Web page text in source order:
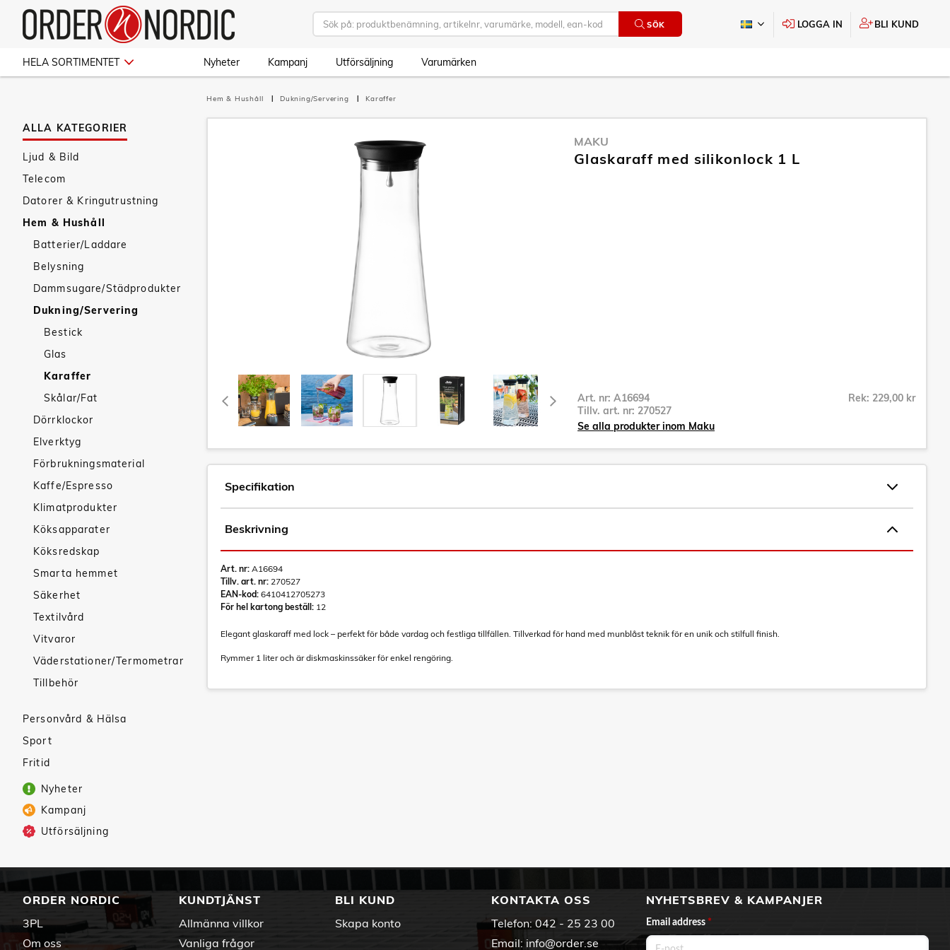
SÖK LOGGA IN BLI KUND
HELA SORTIMENTET Nyheter Kampanj Utförsäljning Varumärken
ALLA KATEGORIER
Ljud & Bild
Telecom
Datorer & Kringutrustning
Hem & Hushåll
Batterier/Laddare
Belysning
Dammsugare/Städprodukter
Dukning/Servering
Bestick
Glas
Karaffer
Skålar/Fat
Dörrklockor
Elverktyg
Förbrukningsmaterial
Kaffe/Espresso
Klimatprodukter
Köksapparater
Köksredskap
Smarta hemmet
Säkerhet
Textilvård
Vitvaror
Väderstationer/Termometrar
Tillbehör
Personvård & Hälsa
Sport
Fritid
Nyheter
Kampanj
Utförsäljning
Hem & Hushåll Dukning/Servering Karaffer
MAKU
Glaskaraff med silikonlock 1 L
Art. nr: A16694
Tillv. art. nr: 270527
Rek: 229,00 kr
Se alla produkter inom Maku
Specifikation
Beskrivning
Art. nr: A16694
Tillv. art. nr: 270527
EAN-kod: 6410412705273
För hel kartong beställ: 12
Elegant glaskaraff med lock – perfekt för både vardag och festliga tillfällen. Tillverkad för hand med munblåst teknik för en unik och stilfull finish.
Rymmer 1 liter och är diskmaskinssäker för enkel rengöring.
ORDER NORDIC
3PL
Om oss
KUNDTJÄNST
Allmänna villkor
Vanliga frågor
BLI KUND
Skapa konto
KONTAKTA OSS
Telefon: 042 - 25 23 00
Email: info@order.se
NYHETSBREV & KAMPANJER
Email address *